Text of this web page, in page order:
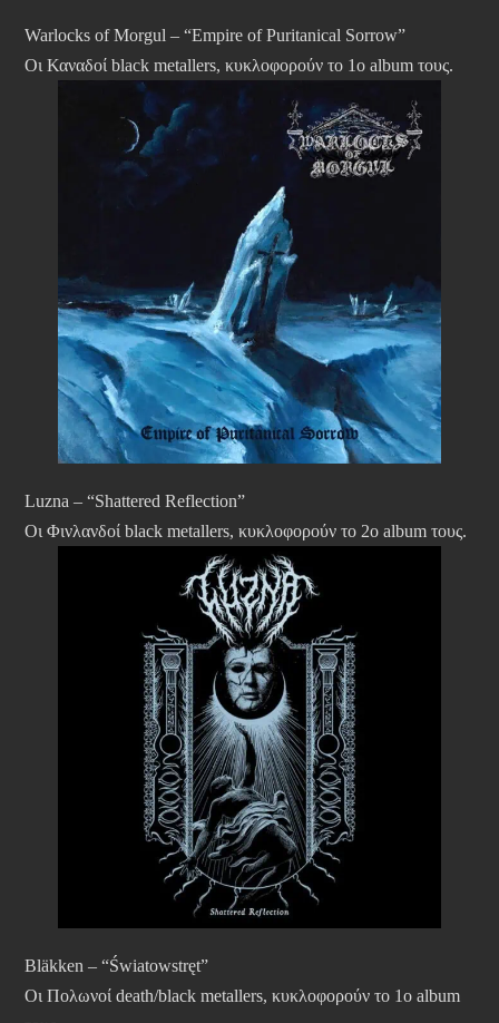
Warlocks of Morgul – “Empire of Puritanical Sorrow”
Οι Καναδοί black metallers, κυκλοφορούν το 1ο album τους.
Luzna – “Shattered Reflection”
Οι Φινλανδοί black metallers, κυκλοφορούν το 2ο album τους.
Bläkken – “Światowstręt”
Οι Πoλωνοί death/black metallers, κυκλοφορούν το 1ο album